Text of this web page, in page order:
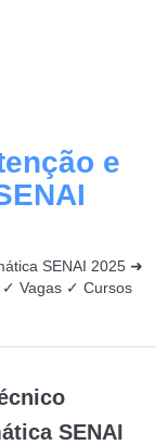
e
SENAI 2025 ➜
✓ Vagas ✓ Cursos
SENAI